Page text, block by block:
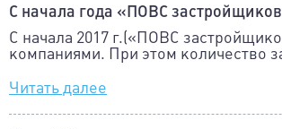
С начала года «ПОВС
С начала 2017 г.(«ПОВС
компаниями. При этом количество
Читать далее